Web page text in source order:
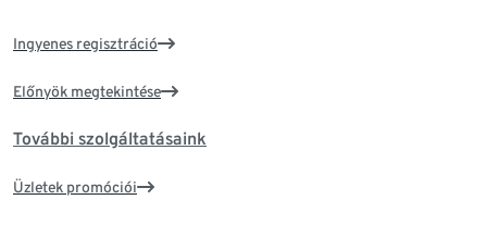
Ingyenes regisztráció
Előnyök megtekintése
További szolgáltatásaink
Üzletek promóciói